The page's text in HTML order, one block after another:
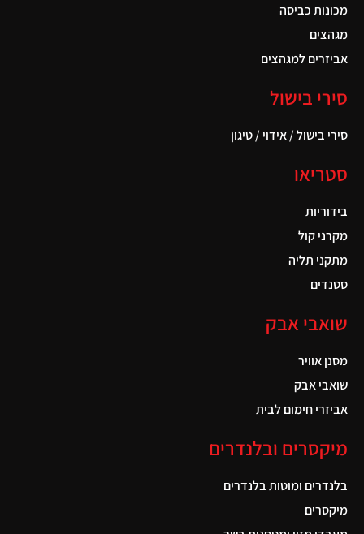
מכונות כביסה
מגהצים
אביזרים למגהצים
סירי בישול
סירי בישול / אידוי / טיגון
סטריאו
בידוריות
מקרני קול
מתקני תליה
סטנדים
שואבי אבק
מסנן אוויר
שואבי אבק
אביזרי חימום לבית
מיקסרים ובלנדרים
בלנדרים ומוטות בלנדרים
מיקסרים